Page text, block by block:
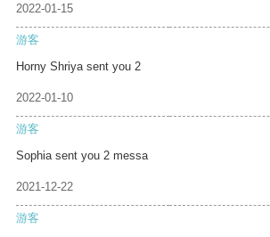
2022-01-15
游客
Horny Shriya sent you 2
2022-01-10
游客
Sophia sent you 2 messa
2021-12-22
游客